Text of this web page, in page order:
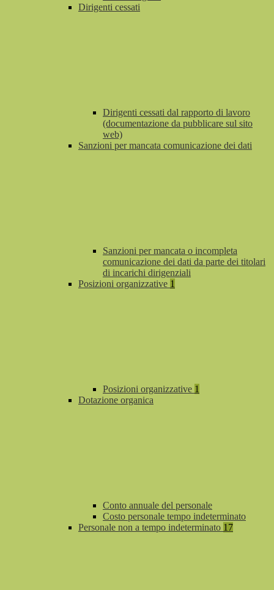
Dirigenti cessati
Dirigenti cessati dal rapporto di lavoro
(documentazione da pubblicare sul sito
web)
Sanzioni per mancata comunicazione dei dati
Sanzioni per mancata o incompleta
comunicazione dei dati da parte dei titolari
di incarichi dirigenziali
Posizioni organizzative 1
Posizioni organizzative 1
Dotazione organica
Conto annuale del personale
Costo personale tempo indeterminato
Personale non a tempo indeterminato 17